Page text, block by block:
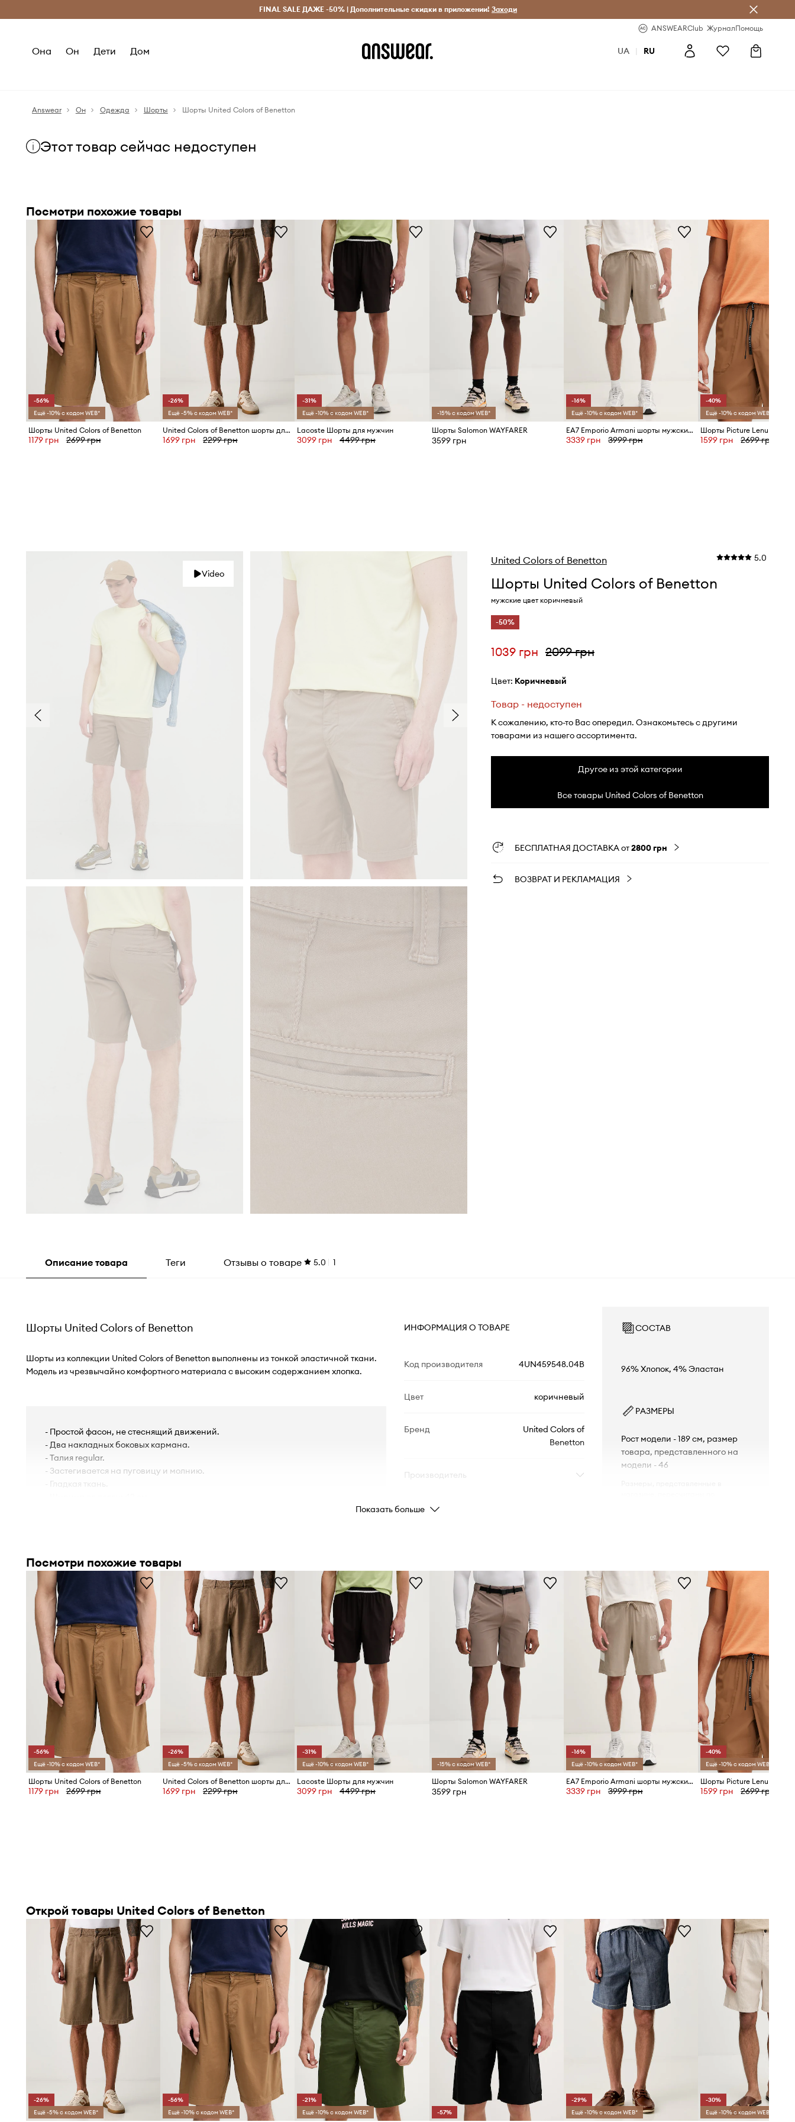
Бесплатная доставка из ЕС (от 2800 грн) Исключительно оригинальные товары Экономь с Answear Club
FINAL SALE ДАЖЕ -50% | Дополнительные скидки в приложении! Заходи
ANSWEARClub ЖурналПомощь
Она Он Дети Дом UA | RU
Answear Он Одежда Шорты Шорты United Colors of Benetton
Этот товар сейчас недоступен
Посмотри похожие товары
-56%
Ещё -10% с кодом WEB*
Шорты United Colors of Benetton
1179 грн 2699 грн
-26%
Ещё -5% с кодом WEB*
United Colors of Benetton шорты для мужчин из хлопка
1699 грн 2299 грн
-31%
Ещё -10% с кодом WEB*
Lacoste Шорты для мужчин
3099 грн 4499 грн
-15% с кодом WEB*
Шорты Salomon WAYFARER
3599 грн
-16%
Ещё -10% с кодом WEB*
EA7 Emporio Armani шорты мужские из хлопка
3339 грн 3999 грн
-40%
Ещё -10% с кодом WEB*
Шорты Picture Lenu
1599 грн 2699 грн
Video
United Colors of Benetton 5.0
Шорты United Colors of Benetton
мужские цвет коричневый
-50%
1039 грн 2099 грн
Цвет: коричневый
Товар - недоступен
К сожалению, кто-то Вас опередил. Ознакомьтесь с другими
товарами из нашего ассортимента.
Другое из этой категории
Все товары United Colors of Benetton
БЕСПЛАТНАЯ ДОСТАВКА от2800 грн
ВОЗВРАТ И РЕКЛАМАЦИЯ
Описание товара Теги Отзывы о товаре 5.0 1
Шорты United Colors of Benetton
Шорты из коллекции United Colors of Benetton выполнены из тонкой эластичной ткани.
Модель из чрезвычайно комфортного материала с высоким содержанием хлопка.
- Простой фасон, не стеснящий движений.
- Два накладных боковых кармана.
- Талия regular.
- Застегивается на пуговицу и молнию.
- Гладкая ткань.
- Длина штанины: 49 см.
- Параметры указаны для размера: 46.
ИНФОРМАЦИЯ О ТОВАРЕ
Код производителя 4UN459548.04B
Цвет коричневый
Бренд
United Colors of
Benetton
Производитель
ID Товара
СОСТАВ
96% Хлопок, 4% Эластан
РАЗМЕРЫ
Рост модели - 189 см, размер
товара, представленного на
модели - 46
Размерная сетка
Показать больше
Посмотри похожие товары
-56%
Ещё -10% с кодом WEB*
Шорты United Colors of Benetton
1179 грн 2699 грн
-26%
Ещё -5% с кодом WEB*
United Colors of Benetton шорты для мужчин из хлопка
1699 грн 2299 грн
-31%
Ещё -10% с кодом WEB*
Lacoste Шорты для мужчин
3099 грн 4499 грн
-15% с кодом WEB*
Шорты Salomon WAYFARER
3599 грн
-16%
Ещё -10% с кодом WEB*
EA7 Emporio Armani шорты мужские из хлопка
3339 грн 3999 грн
-40%
Ещё -10% с кодом WEB*
Шорты Picture Lenu
1599 грн 2699 грн
Открой товары United Colors of Benetton
-26%
Ещё -5% с кодом WEB*
-56%
Ещё -10% с кодом WEB*
-21%
Ещё -10% с кодом WEB*
-57%
-29%
Ещё -10% с кодом WEB*
-30%
Ещё -10% с кодом WEB*